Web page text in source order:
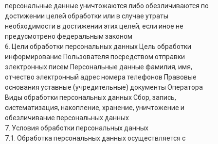
персональные данные уничтожаются либо обезличиваются по
достижении целей обработки или в случае утраты
необходимости в достижении этих целей, если иное не
предусмотрено федеральным законом
6. Цели обработки персональных данных Цель обработки
информирование Пользователя посредством отправки
электронных писем Персональные данные фамилия, имя,
отчество электронный адрес номера телефонов Правовые
основания уставные (учредительные) документы Оператора
Виды обработки персональных данных Сбор, запись,
систематизация, накопление, хранение, уничтожение и
обезличивание персональных данных
7. Условия обработки персональных данных
7.1. Обработка персональных данных осуществляется с